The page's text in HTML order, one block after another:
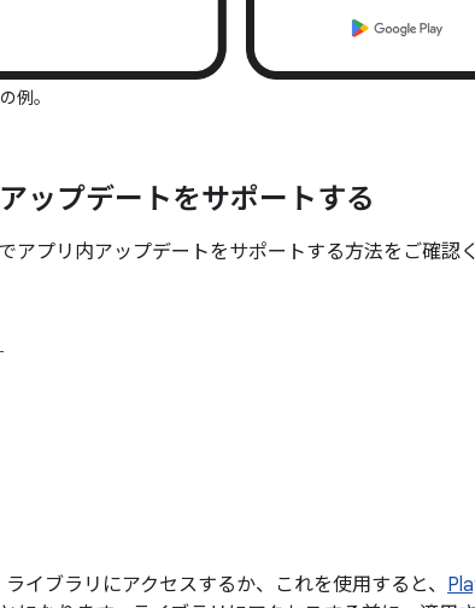
例。
ップデートをサポートする
アプリ内アップデートをサポートする方法をご確認く
イブラリにアクセスするか、これを使用すると、